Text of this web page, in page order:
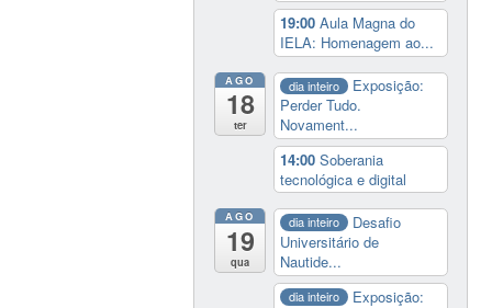
19:00Aula Magna do
IELA: Homenagem ao...
AGO
18
ter
dia inteiro
Exposição:
Perder Tudo.
Novament...
14:00Soberania
tecnológica e digital
AGO
19
qua
dia inteiro
Desafio
Universitário de
Nautide...
dia inteiro
Exposição: